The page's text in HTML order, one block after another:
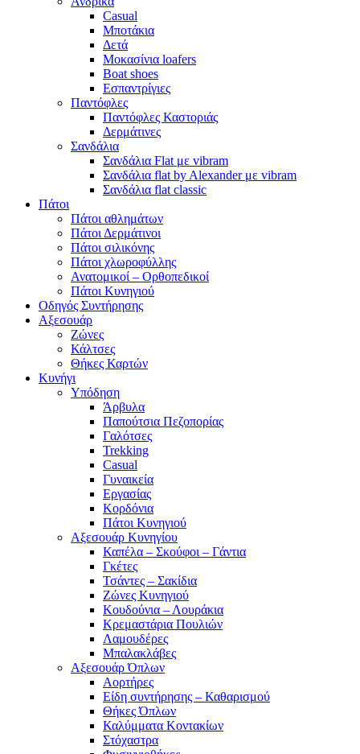
Casual
Μποτάκια
Δετά
Μοκασίνια loafers
Boat shoes
Εσπαντρίγιες
Παντόφλες
Παντόφλες Καστοριάς
Δερμάτινες
Σανδάλια
Σανδάλια Flat με vibram
Σανδάλια flat by Alexander με vibram
Σανδάλια flat classic
Πάτοι
Πάτοι αθλημάτων
Πάτοι Δερμάτινοι
Πάτοι σιλικόνης
Πάτοι χλωροφύλλης
Ανατομικοί – Ορθοπεδικοί
Πάτοι Κυνηγιού
Οδηγός Συντήρησης
Αξεσουάρ
Ζώνες
Κάλτσες
Θήκες Καρτών
Κυνήγι
Υπόδηση
Άρβυλα
Παπούτσια Πεζοπορίας
Γαλότσες
Trekking
Casual
Γυναικεία
Εργασίας
Κορδόνια
Πάτοι Κυνηγιού
Αξεσουάρ Κυνηγίου
Καπέλα – Σκούφοι – Γάντια
Γκέτες
Τσάντες – Σακίδια
Ζώνες Κυνηγιού
Κουδούνια – Λουράκια
Κρεμαστάρια Πουλιών
Λαμουδέρες
Μπαλακλάβες
Αξεσουάρ Όπλων
Αορτήρες
Είδη συντήρησης – Καθαρισμού
Θήκες Όπλων
Καλύμματα Κοντακίων
Στόχαστρα